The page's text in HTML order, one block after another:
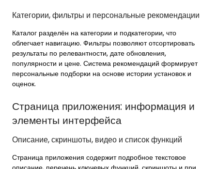
Категории, фильтры и персональные рекомендации
Каталог разделён на категории и подкатегории, что
облегчает навигацию. Фильтры позволяют отсортировать
результаты по релевантности, дате обновления,
популярности и цене. Система рекомендаций формирует
персональные подборки на основе истории установок и
оценок.
Страница приложения: информация и
элементы интерфейса
Описание, скриншоты, видео и список функций
Страница приложения содержит подробное текстовое